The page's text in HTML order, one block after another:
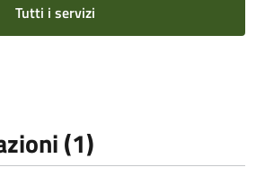
Tutti i servizi
(1)